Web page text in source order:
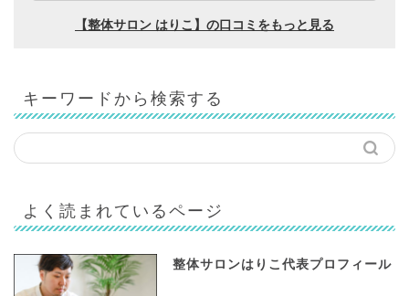
キーワードから検索する
よく読まれているページ
整体サロンはりこ代表プロフィール